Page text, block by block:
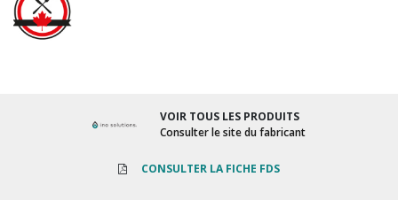
VOIR TOUS LES PRODUITS
Consulter le site du fabricant
CONSULTER LA FICHE FDS